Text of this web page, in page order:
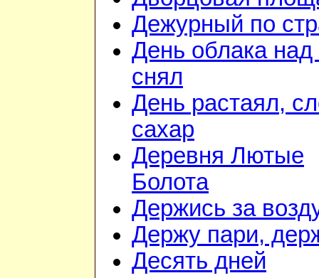
Дежурный по
День облака
снял
День растаял,
сахар
Деревня Лютые
Болота
Держись за
Держу пари,
Десять дней